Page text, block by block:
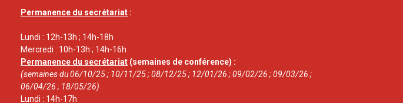
Permanence du secrétariat :
Lundi : 12h-13h ; 14h-18h
Mercredi : 10h-13h ; 14h-16h
Permanence du secrétariat (semaines de conférence) :
(semaines du 06/10/25 ; 10/11/25 ; 08/12/25 ; 12/01/26 ; 09/02/26 ; 09/03/26 ;
06/04/26 ; 18/05/26)
Lundi : 14h-17h